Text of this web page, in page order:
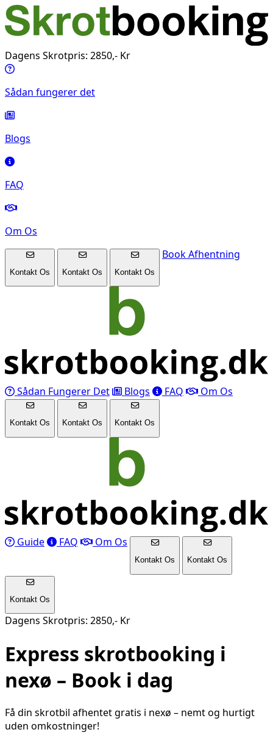
Dagens Skrotpris: 2850,- Kr
Sådan fungerer det
Blogs
FAQ
Om Os
Kontakt Os Kontakt Os Kontakt Os
Book Afhentning
Sådan Fungerer Det Blogs FAQ Om Os
Kontakt Os Kontakt Os Kontakt Os
Guide FAQ Om Os
Kontakt Os Kontakt Os
Kontakt Os
Dagens Skrotpris: 2850,- Kr
Express skrotbooking i
nexø – Book i dag
Få din skrotbil afhentet gratis i nexø – nemt og hurtigt
uden omkostninger!